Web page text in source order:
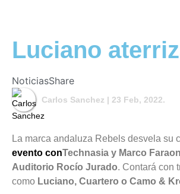
Luciano
NoticiasShare
Carlos Sanchez | 23 Feb, 2022.
La marca andaluza Rebels desvela su
evento conTechnasia y Marco
Auditorio Rocío Jurado. Contará con
como Luciano, Cuartero o Camo &